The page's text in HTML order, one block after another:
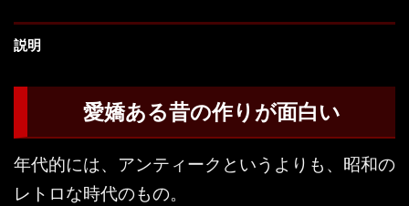
説明
愛嬌ある昔の作りが面白い
年代的には、アンティークというよりも、昭和の
レトロな時代のもの。